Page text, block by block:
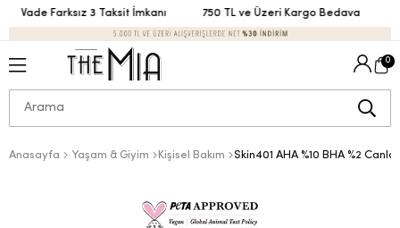
Vade Farksız 3 Taksit İmkanı 750 TL ve Üzeri Kargo Bedava
0
Anasayfa Yaşam & Giyim Kişisel Bakım